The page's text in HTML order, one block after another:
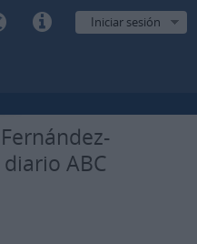
Iniciar sesión
ABC